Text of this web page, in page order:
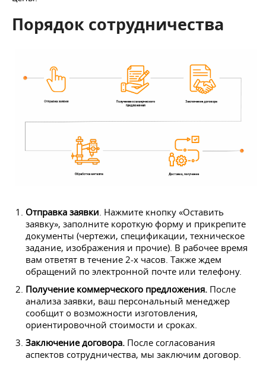
Порядок сотрудничества
Отправка заявки . Нажмите кнопку «Оставить
заявку», заполните короткую форму и прикрепите
документы (чертежи, спецификации, техническое
задание, изображения и прочие). В рабочее время
вам ответят в течение 2-х часов. Также ждем
обращений по электронной почте или телефону.
Получение коммерческого предложения. После
анализа заявки, ваш персональный менеджер
сообщит о возможности изготовления,
ориентировочной стоимости и сроках.
Заключение договора. После согласования
аспектов сотрудничества, мы заключим договор.